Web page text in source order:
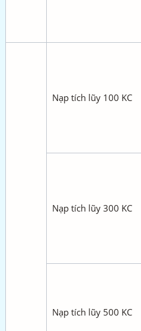
Nạp tích lũy 100 KC
Nạp tích lũy 300 KC
Nạp tích lũy 500 KC